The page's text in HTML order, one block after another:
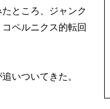
ところ、ジャンク
ペルニクス的転回
いついてきた。